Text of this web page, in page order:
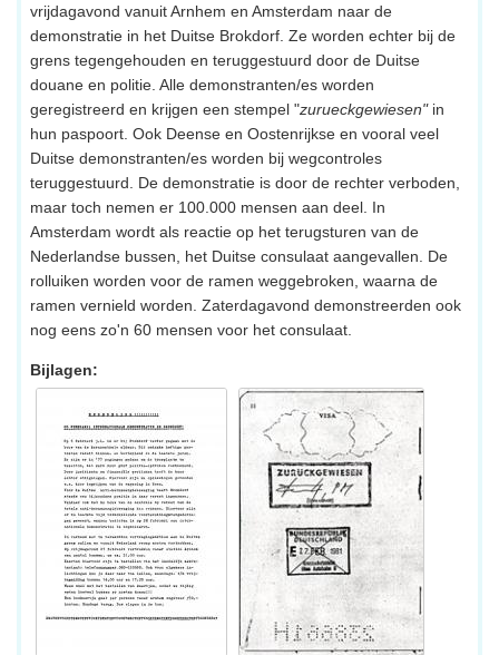
vrijdagavond vanuit Arnhem en Amsterdam naar de
demonstratie in het Duitse Brokdorf. Ze worden echter bij de
grens tegengehouden en teruggestuurd door de Duitse
douane en politie. Alle demonstranten/es worden
geregistreerd en krijgen een stempel "zurueckgewiesen"in
hun paspoort. Ook Deense en Oostenrijkse en vooral veel
Duitse demonstranten/es worden bij wegcontroles
teruggestuurd. De demonstratie is door de rechter verboden,
maar toch nemen er 100.000 mensen aan deel. In
Amsterdam wordt als reactie op het terugsturen van de
Nederlandse bussen, het Duitse consulaat aangevallen. De
rolluiken worden voor de ramen weggebroken, waarna de
ramen vernield worden. Zaterdagavond demonstreerden ook
nog eens zo'n 60 mensen voor het consulaat.
Bijlagen: